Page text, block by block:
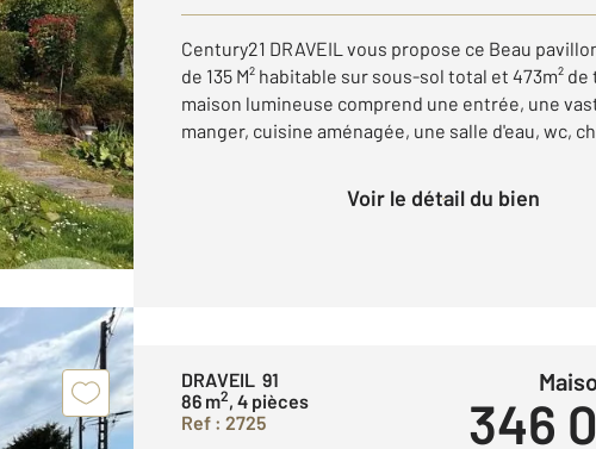
Century21 DRAVEIL vous propose ce Beau
de 135 M² habitable sur sous-sol total et 473m²
maison lumineuse comprend une entrée, une
manger, cuisine aménagée, une salle d'eau, wc,
Voir le détail du bien
DRAVEIL 91
86 m2, 4 pièces
Ref : 2725
346